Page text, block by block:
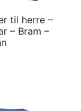
til herre –
– Bram –